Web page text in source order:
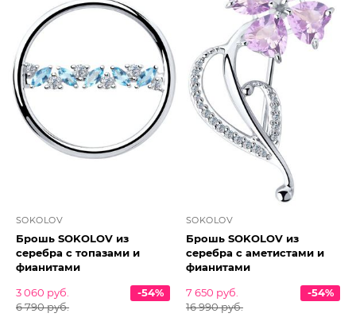
SOKOLOV
Брошь SOKOLOV из
серебра с топазами и
фианитами
3 060 руб.
6 790 руб.
-54%
SOKOLOV
Брошь SOKOLOV из
серебра с аметистами и
фианитами
7 650 руб.
16 990 руб.
-54%